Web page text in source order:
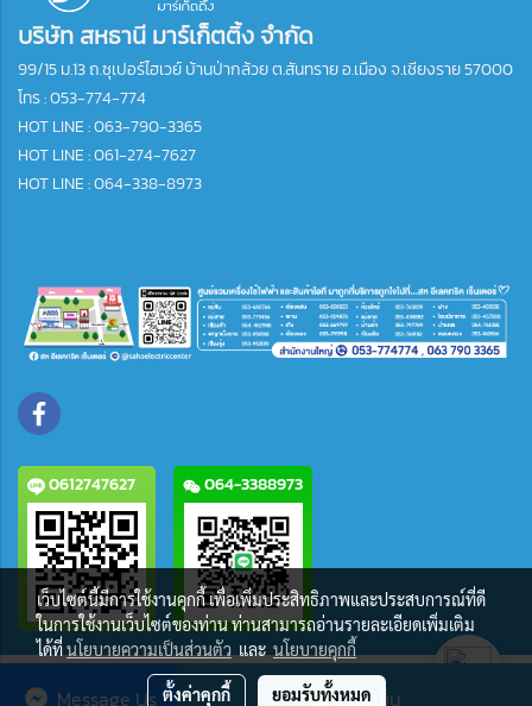
ใส่รถเข็น
Message Us
บริษัท สหธานี มาร์เก็ตติ้ง จำกัด
99/15 ม.13 ถ.ซุเปอร์ไฮเวย์ บ้านป่ากล้วย ต.สันทราย อ.เมือง จ.เชียงราย 57000
โทร :053-774-774
HOT LINE : 063-790-3365
HOT LINE : 061-274-7627
HOT LINE : 064-338-8973
0612747627 064-3388973
ผู้เข้าชมวันนี้ 386
เว็บไซต์นี้มีการใช้งานคุกกี้ เพื่อเพิ่มประสิทธิภาพและประสบการณ์ที่ดี
ในการใช้งานเว็บไซต์ของท่าน ท่านสามารถอ่านรายละเอียดเพิ่มเติม
ได้ที่นโยบายความเป็นส่วนตัว และ นโยบายคุกกี้
ตั้งค่าคุกกี้ ยอมรับทั้งหมด